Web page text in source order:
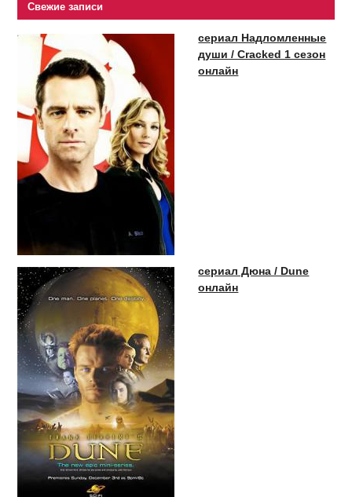
Свежие записи
сериал Надломленные
души / Cracked 1 сезон
онлайн
сериал Дюна / Dune
онлайн